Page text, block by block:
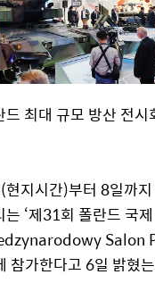
최대 규모 방산 전시
현지시간)부터 8일까
‘제31회 폴란드 국
Salon
참가한다고 6일 밝혔